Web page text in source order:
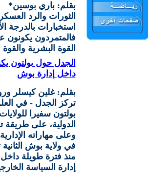
بقلم: باري بوسين*
الثورات والرد
استخبارات بالدرجة
فالمتمردون
القوة البشرية والقوة
الجدل حول بولتون
داخل إدارة بوش
بقلم: غلين كيسلر
تركز الجدل - في
بولتون سفيرا
الدولية، على
وعلى مهاراته
في ولاية بوش
منذ فترة طويلة
إدارة السياسة